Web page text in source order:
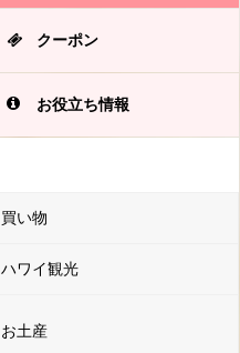
クーポン
お役立ち情報
買い物
ハワイ観光
お土産